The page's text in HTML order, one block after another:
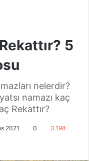
5
nelerdir?
namazı kaç
Rekattır?
2021 0 3.198